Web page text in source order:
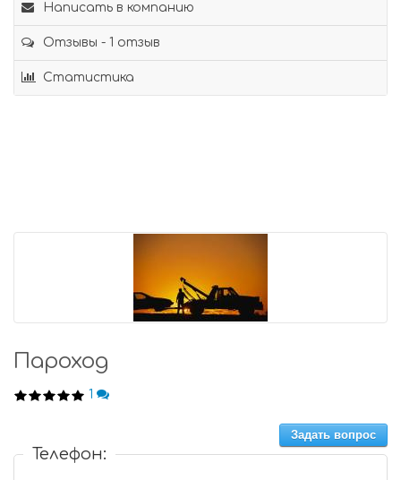
Написать в компанию
Отзывы - 1 отзыв
Статистика
Пароход
1
Задать вопрос
Телефон: